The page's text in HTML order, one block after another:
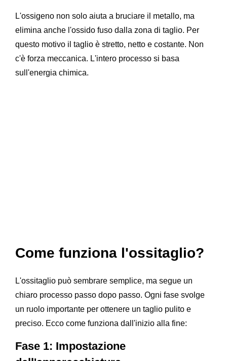
L'ossigeno non solo aiuta a bruciare il metallo, ma
elimina anche l'ossido fuso dalla zona di taglio. Per
questo motivo il taglio è stretto, netto e costante. Non
c'è forza meccanica. L'intero processo si basa
sull'energia chimica.
Come funziona l'ossitaglio?
L'ossitaglio può sembrare semplice, ma segue un
chiaro processo passo dopo passo. Ogni fase svolge
un ruolo importante per ottenere un taglio pulito e
preciso. Ecco come funziona dall'inizio alla fine:
Fase 1: Impostazione